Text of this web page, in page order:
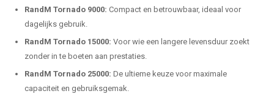
RandM Tornado 9000: Compact en betrouwbaar, ideaal voor
dagelijks gebruik.
RandM Tornado 15000: Voor wie een langere levensduur zoekt
zonder in te boeten aan prestaties.
RandM Tornado 25000: De ultieme keuze voor maximale
capaciteit en gebruiksgemak.